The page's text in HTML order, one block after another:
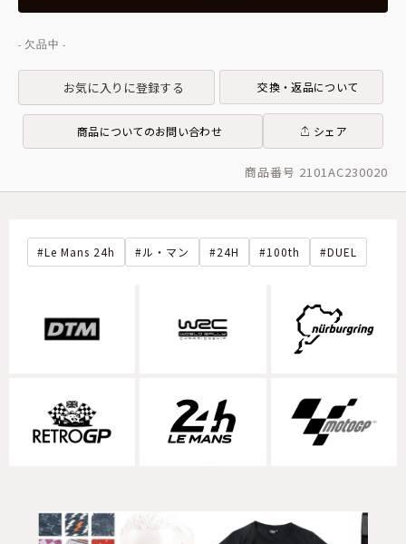
お気に入りに登録する 交換・返品について
商品についてのお問い合わせ シェア
商品番号 2101AC230020
Le Mans 24h ル・マン 24H 100th DUEL